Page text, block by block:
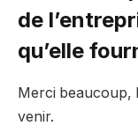
de
qu’elle
Merci beaucoup,
venir.